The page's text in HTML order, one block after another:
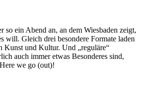
so ein Abend an, an dem Wiesbaden zeigt,
will. Gleich drei besondere Formate laden
Kunst und Kultur. Und „reguläre“
auch immer etwas Besonderes sind,
we go (out)!